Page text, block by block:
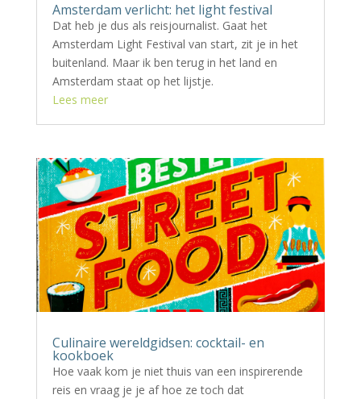
Amsterdam verlicht: het light festival
Dat heb je dus als reisjournalist. Gaat het
Amsterdam Light Festival van start, zit je in het
buitenland. Maar ik ben terug in het land en
Amsterdam staat op het lijstje.
Lees meer
Culinaire wereldgidsen: cocktail- en
kookboek
Hoe vaak kom je niet thuis van een inspirerende
reis en vraag je je af hoe ze toch dat